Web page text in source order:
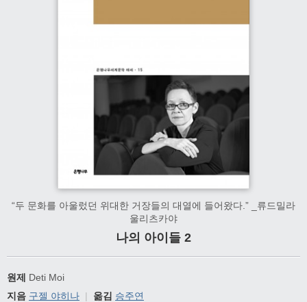
“두 문화를 아울렀던 위대한 거장들의 대열에 들어왔다.” _류드밀라
울리츠카야
나의 아이들 2
원제 Deti Moi
지음 구젤 야히나 | 옮김 승주연